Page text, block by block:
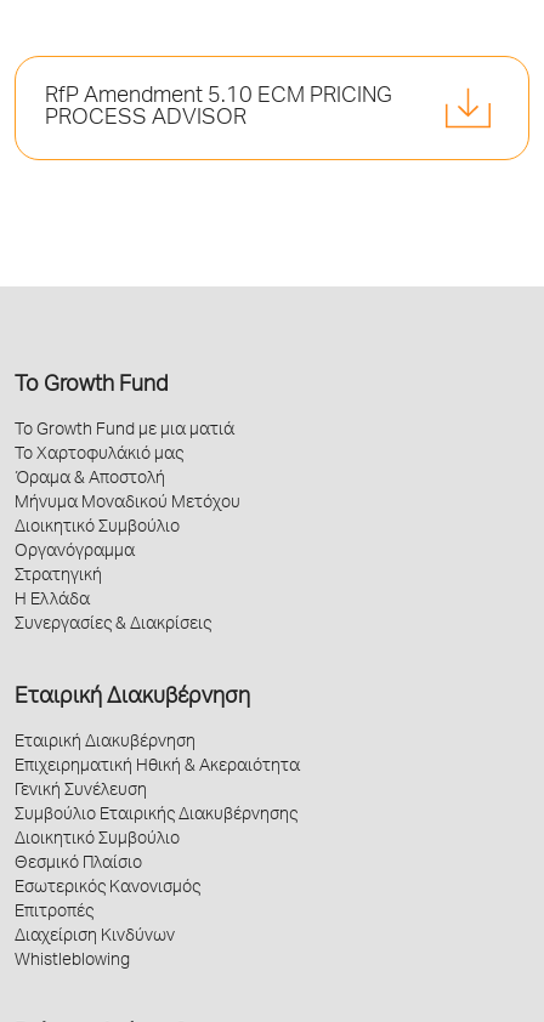
RfP Amendment 5.10 ECM PRICING
PROCESS ADVISOR
Το Growth Fund
Το Growth Fund με μια ματιά
Το Χαρτοφυλάκιό μας
Όραμα & Αποστολή
Μήνυμα Μοναδικού Μετόχου
Διοικητικό Συμβούλιο
Οργανόγραμμα
Στρατηγική
Η Ελλάδα
Συνεργασίες & Διακρίσεις
Εταιρική Διακυβέρνηση
Εταιρική Διακυβέρνηση
Επιχειρηματική Ηθική & Ακεραιότητα
Γενική Συνέλευση
Συμβούλιο Εταιρικής Διακυβέρνησης
Διοικητικό Συμβούλιο
Θεσμικό Πλαίσιο
Εσωτερικός Κανονισμός
Επιτροπές
Διαχείριση Κινδύνων
Whistleblowing